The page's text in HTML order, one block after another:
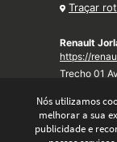
Traçar
Renault
https://
Trecho 01
Traçar
Nós utilizamos
melhorar a sua
publicidade e